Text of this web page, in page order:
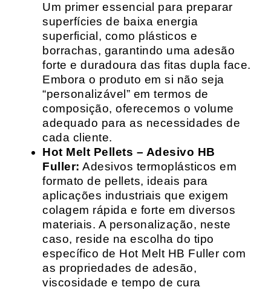
Um primer essencial para preparar
superfícies de baixa energia
superficial, como plásticos e
borrachas, garantindo uma adesão
forte e duradoura das fitas dupla face.
Embora o produto em si não seja
“personalizável” em termos de
composição, oferecemos o volume
adequado para as necessidades de
cada cliente.
Hot Melt Pellets – Adesivo HB
Fuller: Adesivos termoplásticos em
formato de pellets, ideais para
aplicações industriais que exigem
colagem rápida e forte em diversos
materiais. A personalização, neste
caso, reside na escolha do tipo
específico de Hot Melt HB Fuller com
as propriedades de adesão,
viscosidade e tempo de cura